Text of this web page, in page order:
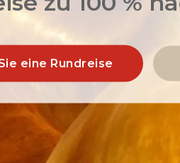
eine Rundreise